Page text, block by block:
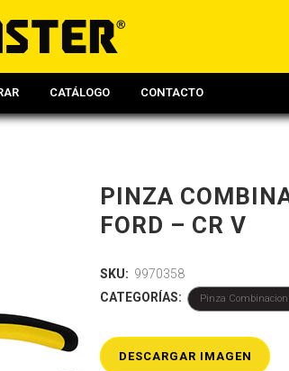
CATÁLOGO CONTACTO
PINZA
FORD – CR V
SKU: 9970358
CATEGORÍAS:
Pinza Combinacion
DESCARGAR IMAGEN